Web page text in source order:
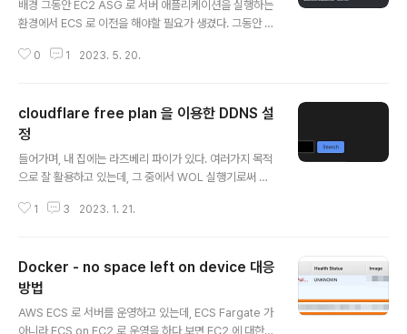
배경 그동안 EC2 ASG 로 서버 애플리케이션을 실행하는
환경에서 ECS 로 이전을 해야할 필요가 생겼다. 그동안 처
던 서비스를 ECS 로 이전해본 경험이 많이 있었는데 유독
전에 ECS Fargate 가 아닌 ECS on EC2 를 사용하고 있
다. ECS 의 capacity provider 는 두 종류의 architect
ure(amd, arm)를 지원하기 위해 두 개가 구성돼있다. E
CS cluster 용 EC2 instance 에는 ecs agent 의 설정
에 `ECS_CONTAINER_STOP_TIMEOUT=35m` 가
있는 상..
0 1 2023. 5. 20.
cloudflare free plan 을 이용한 DDNS 설
정
들어가며, 내 집에는 라즈베리 파이가 있다. 여러가지 목적
으로 잘 활용하고 있는데, 그 중에서 WOL 실행기로써 사
어디서든 집에 있는 컴퓨터를 켜고 각종 필요한 관공서/민
종종 있기 때문이다. 원래는 WOL 기능이 지원되는 iptim
e 의 공유기를 썼었는데, 이사온 집에서는 Wifi mesh 때
문에 통신사에서 빌려주는 공유기를 쓰고 있다. 따로 Wifi
mesh 를 구성할 수도 있었지만 굳이 비용을 들이지 않고
1 3 2023. 1. 21.
Docker - no space left on device 대응
방법
AWS ECS 로 서버를 운영하고 있는데, ECS Fargate 가
아니라 ECS on EC2 로 운영을 하다 보면 EC2 에 대한